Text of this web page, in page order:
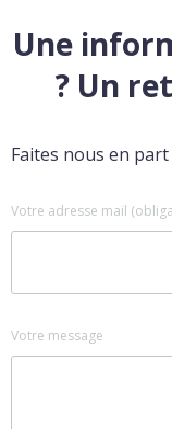
Une
? Un
Faites nous en
Votre adresse mail
Votre message